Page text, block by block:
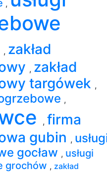
,
, zakład
, zakład
targówek ,
,
, firma
gubin ,
gocław , usługi
grochów , zakład